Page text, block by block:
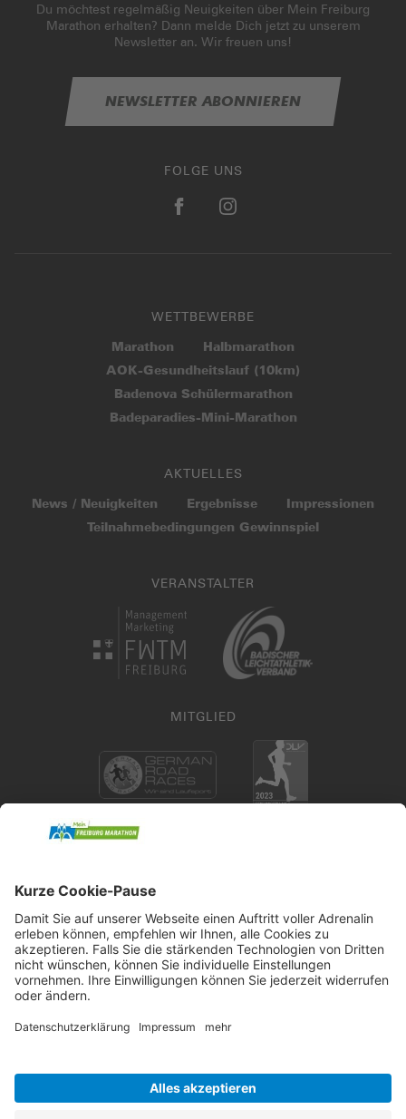
FOLGE UNS
Du möchtest regelmäßig Neuigkeiten über Mein Freiburg
Marathon erhalten? Dann melde Dich jetzt zu unserem
Newsletter an. Wir freuen uns!
NEWSLETTER ABONNIEREN
WETTBEWERBE
Marathon
Halbmarathon
AOK-Gesundheitslauf (10km)
Badenova Schülermarathon
Badeparadies-Mini-Marathon
AKTUELLES
News / Neuigkeiten Ergebnisse
Impressionen
Teilnahme­bedingungen Gewinnspiel
VERANSTALTER
MITGLIED
+49 721 18385 0
registration@mein-freiburgmarathon.de
Kontaktformular
Cookie-Einstellungen